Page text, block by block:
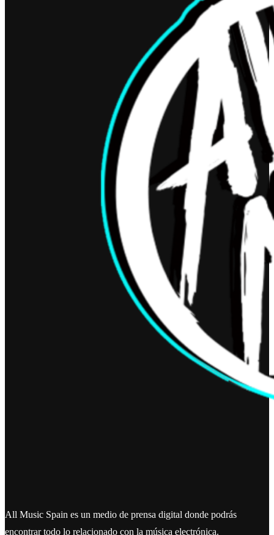
All Music Spain es un medio de prensa digital donde podrás
encontrar todo lo relacionado con la música electrónica.